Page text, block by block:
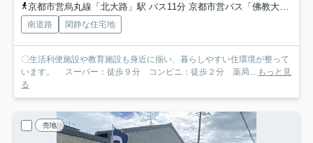
京都市営烏丸線「北大路」駅 バス11分 京都市営バス「佛教大学前」 停歩2分
南道路 閑静な住宅地
〇生活利便施設や教育施設も身近に揃い、暮らしやすい住環境が整って
います。 スーパー：徒歩９分 コンビニ：徒歩２分 薬局...
もっと見
る
売地